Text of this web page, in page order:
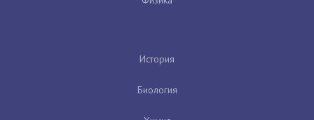
История
Биология